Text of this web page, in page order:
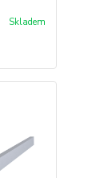
Skladem